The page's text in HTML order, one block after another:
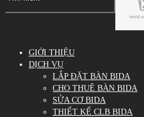
GIỚI THIỆU
DỊCH VỤ
LẮP ĐẶT BÀN BIDA
CHO THUÊ BÀN BIDA
SỬA CƠ BIDA
THIẾT KẾ CLB BIDA